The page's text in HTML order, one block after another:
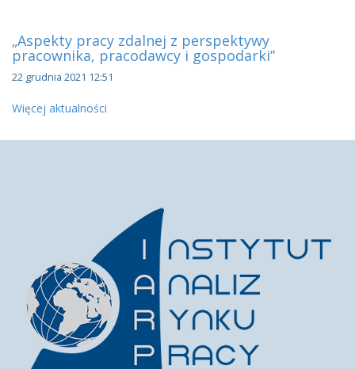
„Aspekty pracy zdalnej z perspektywy
pracownika, pracodawcy i gospodarki”
22 grudnia 2021 12:51
Więcej aktualności